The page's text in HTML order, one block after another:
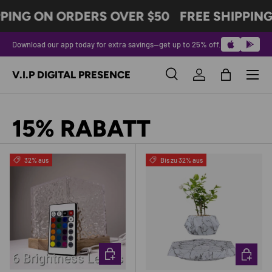
ÜBERSPRINGEN SIE ZU INHALTEN
ON ORDERS OVER $50 FREE
Download our app today for extra savings—get up to 25% off.
V.I.P DIGITAL PRESENCE SuchenEinloggenTasche
15% RABATT
32% aus
WÄHLEN SIE OPTIONEN
Bis zu 32% aus